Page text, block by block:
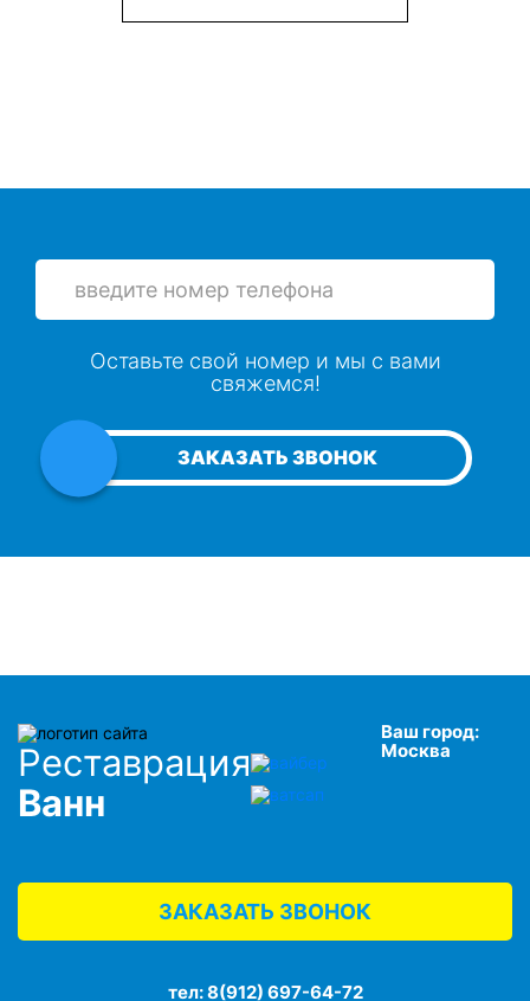
ЗАКАЗАТЬ ЗВОНОК
Оставьте свой номер и мы с вами
свяжемся!
Реставрация
Ванн
Ваш город:
Москва
ЗАКАЗАТЬ ЗВОНОК
тел:8(912) 697-64-72